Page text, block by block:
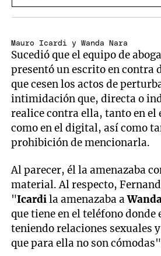
Mauro Icardi y Wanda Nara
Sucedió que el equipo de
presentó un escrito en contra
que cesen los actos de
intimidación que, directa o
realice contra ella, tanto en el
como en el digital, así como
prohibición de mencionarla.
Al parecer, él la amenazaba
material. Al respecto,
"Icardila amenazaba a
que tiene en el teléfono donde
teniendo relaciones sexuales
que para ella no son